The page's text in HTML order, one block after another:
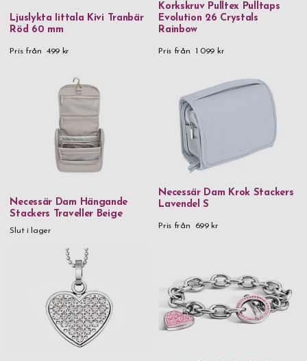
Ljuslykta Iittala Kivi Tranbär
Röd 60 mm
Pris från 499 kr
Korkskruv Pulltex Pulltaps
Evolution 26 Crystals
Rainbow
Pris från 1 099 kr
Necessär Dam Hängande
Stackers Traveller Beige
Slut i lager
Necessär Dam Krok Stackers
Lavendel S
Pris från 699 kr